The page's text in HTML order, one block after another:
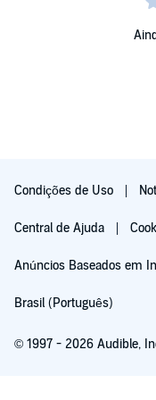
Condições de Uso
Central de Ajuda
Anúncios Baseados em
Brasil (Português)
© 1997 - 2026 Audible,